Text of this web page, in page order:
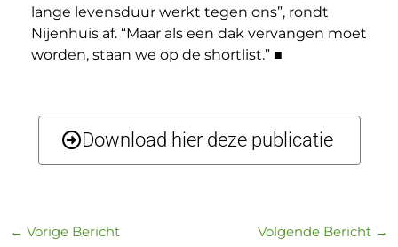
lange levensduur werkt tegen ons”, rondt
Nijenhuis af. “Maar als een dak vervangen moet
worden, staan we op de shortlist.” ■
Download hier deze publicatie
← Vorige Bericht Volgende Bericht →